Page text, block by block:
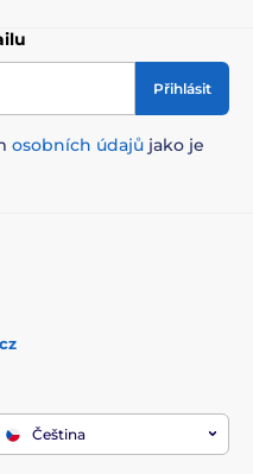
Přihlásit
osobních údajů jako je
Čeština